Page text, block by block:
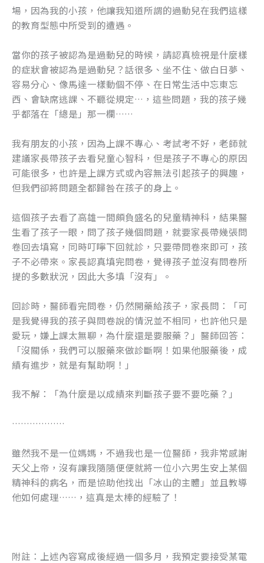
場，因為我的小孩，他讓我知道所謂的過動兒在我們這樣
的教育型態中所受到的遭遇。
當你的孩子被認為是過動兒的時候，請認真檢視是什麼樣
的症狀會被認為是過動兒？話很多、坐不住、做白日夢、
容易分心、像馬達一樣動個不停、在日常生活中忘東忘
西、會缺席逃課、不聽從規定…，這些問題，我的孩子幾
乎都落在「總是」那一欄……
我有朋友的小孩，因為上課不專心、考試考不好，老師就
建議家長帶孩子去看兒童心智科，但是孩子不專心的原因
可能很多，也許是上課方式或內容無法引起孩子的興趣，
但我們卻將問題全都歸咎在孩子的身上。
這個孩子去看了高雄一間頗負盛名的兒童精神科，結果醫
生看了孩子一眼，問了孩子幾個問題，就要家長帶幾張問
卷回去填寫，同時叮嚀下回就診，只要帶問卷來即可，孩
子不必帶來。家長認真填完問卷，覺得孩子並沒有問卷所
提的多數狀況，因此大多填「沒有」。
回診時，醫師看完問卷，仍然開藥給孩子，家長問：「可
是我覺得我的孩子與問卷說的情況並不相同，也許他只是
愛玩，嫌上課太無聊，為什麼還是要服藥？」醫師回答：
「沒關係，我們可以服藥來做診斷啊！如果他服藥後，成
績有進步，就是有幫助啊！」
我不解：「為什麼是以成績來判斷孩子要不要吃藥？」
………………
雖然我不是一位媽媽，不過我也是一位醫師，我非常感謝
天父上帝，沒有讓我隨隨便便就將一位小六男生安上某個
精神科的病名，而是協助他找出「冰山的主體」並且教導
他如何處理……，這真是太棒的經驗了！
附註：上述內容寫成後經過一個多月，我預定要接受某電